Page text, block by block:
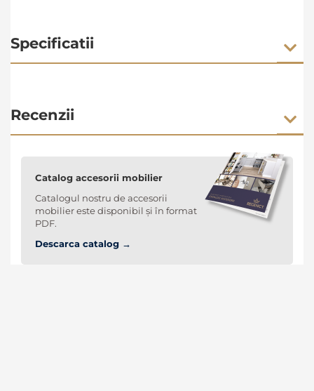
Specificatii
Recenzii
Catalog accesorii mobilier
Catalogul nostru de accesorii
mobilier este disponibil și în format
PDF.
Descarca catalog →